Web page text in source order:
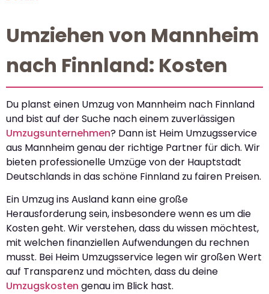
Umziehen von Mannheim
nach Finnland: Kosten
Du planst einen Umzug von Mannheim nach Finnland
und bist auf der Suche nach einem zuverlässigen
Umzugsunternehmen? Dann ist Heim Umzugsservice
aus Mannheim genau der richtige Partner für dich. Wir
bieten professionelle Umzüge von der Hauptstadt
Deutschlands in das schöne Finnland zu fairen Preisen.
Ein Umzug ins Ausland kann eine große
Herausforderung sein, insbesondere wenn es um die
Kosten geht. Wir verstehen, dass du wissen möchtest,
mit welchen finanziellen Aufwendungen du rechnen
musst. Bei Heim Umzugsservice legen wir großen Wert
auf Transparenz und möchten, dass du deine
Umzugskosten genau im Blick hast.